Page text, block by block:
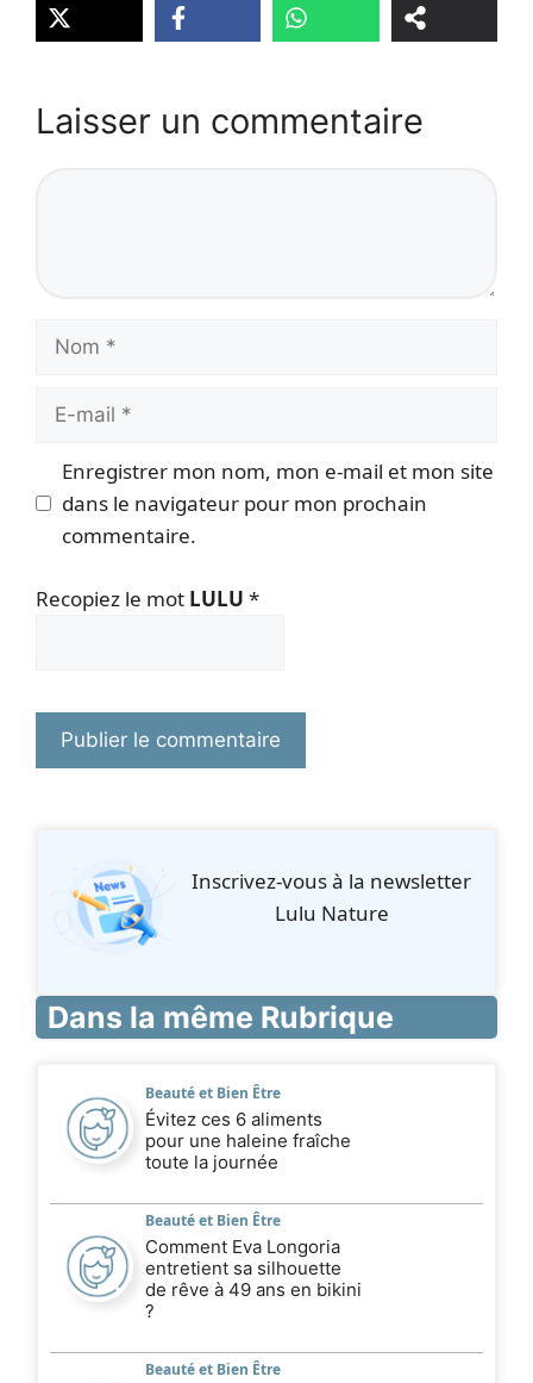
Laisser un commentaire
Nom
Enregistrer mon nom, mon e-mail et mon site
dans le navigateur pour mon prochain
commentaire.
Recopiez le mot LULU *
Inscrivez‑vous à la newsletter
Lulu Nature
Dans la même Rubrique
Beauté et Bien Être
Évitez ces 6 aliments
pour une haleine fraîche
toute la journée
Beauté et Bien Être
Comment Eva Longoria
entretient sa silhouette
de rêve à 49 ans en bikini
?
Beauté et Bien Être